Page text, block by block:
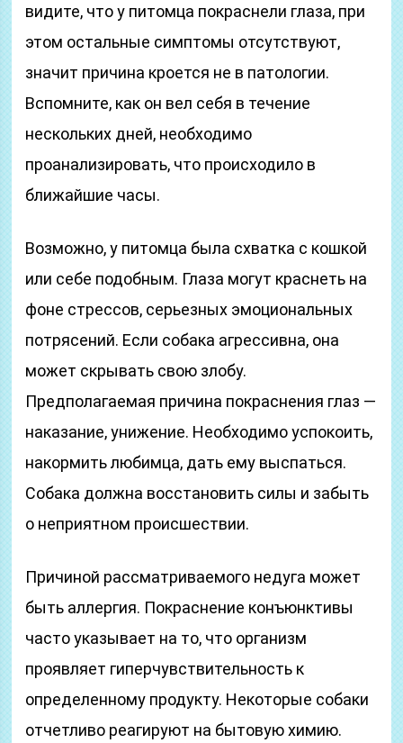
видите, что у питомца покраснели глаза, при
этом остальные симптомы отсутствуют,
значит причина кроется не в патологии.
Вспомните, как он вел себя в течение
нескольких дней, необходимо
проанализировать, что происходило в
ближайшие часы.
Возможно, у питомца была схватка с кошкой
или себе подобным. Глаза могут краснеть на
фоне стрессов, серьезных эмоциональных
потрясений. Если собака агрессивна, она
может скрывать свою злобу.
Предполагаемая причина покраснения глаз —
наказание, унижение. Необходимо успокоить,
накормить любимца, дать ему выспаться.
Собака должна восстановить силы и забыть
о неприятном происшествии.
Причиной рассматриваемого недуга может
быть аллергия. Покраснение конъюнктивы
часто указывает на то, что организм
проявляет гиперчувствительность к
определенному продукту. Некоторые собаки
отчетливо реагируют на бытовую химию.